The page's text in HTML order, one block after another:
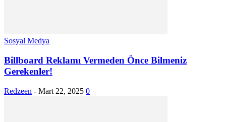
Sosyal Medya
Billboard Reklamı Vermeden Önce Bilmeniz
Gerekenler!
Redzeen - Mart 22, 2025 0